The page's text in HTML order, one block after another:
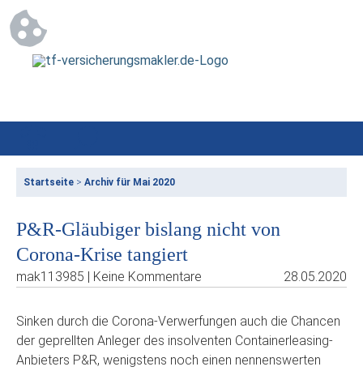
Startseite > Archiv für Mai 2020
P&R-Gläubiger bislang nicht von
Corona-Krise tangiert
mak113985 | Keine Kommentare 28.05.2020
Sinken durch die Corona-Verwerfungen auch die Chancen
der geprellten Anleger des insolventen Containerleasing-
Anbieters P&R, wenigstens noch einen nennenswerten